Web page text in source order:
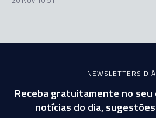
NEWSLETTERS
Receba gratuitamente no seu
notícias do dia,